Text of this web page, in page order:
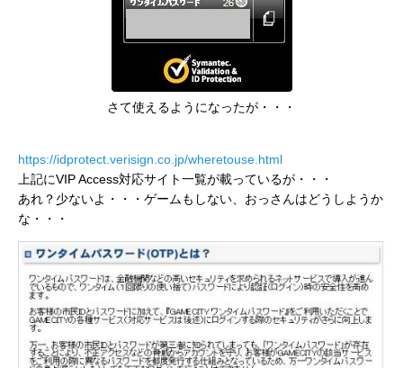
さて使えるようになったが・・・
https://idprotect.verisign.co.jp/wheretouse.html
上記にVIP Access対応サイト一覧が載っているが・・・
あれ？少ないよ・・・ゲームもしない、おっさんはどうしようか
な・・・